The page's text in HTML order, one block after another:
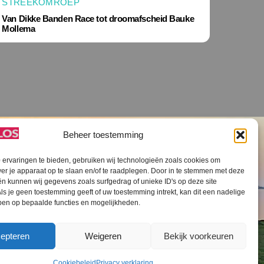
Beheer toestemming
ervaringen te bieden, gebruiken wij technologieën zoals cookies om
je apparaat op te slaan en/of te raadplegen. Door in te stemmen met deze
kunnen wij gegevens zoals surfgedrag of unieke ID's op deze site
je geen toestemming geeft of uw toestemming intrekt, kan dit een nadelige
op bepaalde functies en mogelijkheden.
Weigeren Bekijk voorkeuren
Van Dikke Banden Race tot droomafscheid Bauke
Mollema
SLOS ANBI Contact
Cookiebeleid (EU)